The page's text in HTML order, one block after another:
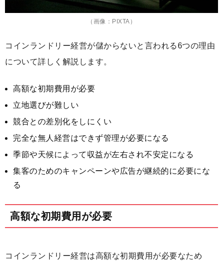
（画像：PIXTA）
コインランドリー経営が儲からないと言われる6つの理由
について詳しく解説します。
高額な初期費用が必要
立地選びが難しい
競合との差別化をしにくい
完全な無人経営はできず管理が必要になる
季節や天候によって収益が左右され不安定になる
集客のためのキャンペーンや広告が継続的に必要にな
る
高額な初期費用が必要
コインランドリー経営は高額な初期費用が必要なため